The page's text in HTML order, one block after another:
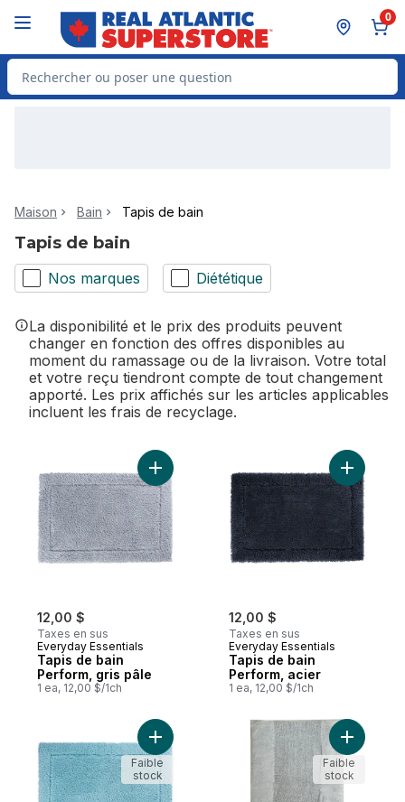
0
Rechercher des produits
Maison Bain Tapis de bain
Tapis de bain
Nos marques Diététique
La disponibilité et le prix des produits peuvent
changer en fonction des offres disponibles au
moment du ramassage ou de la livraison. Votre total
et votre reçu tiendront compte de tout changement
apporté. Les prix affichés sur les articles applicables
incluent les frais de recyclage.
12,00 $
Taxes en sus
Everyday Essentials
Tapis de bain
Perform, gris pâle
1 ea, 12,00 $/1ch
Ajouter Tapis de bain Perform, gris pâle
12,00 $
Taxes en sus
Everyday Essentials
Tapis de bain
Perform, acier
1 ea, 12,00 $/1ch
Ajouter
Ajouter Tapis de bain Perform, turquoise
Faible
stock
Ajouter
Faible
stock